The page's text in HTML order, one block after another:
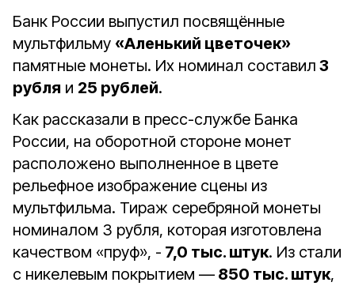
Банк России выпустил посвящённые
мультфильму «Аленький цветочек»
памятные монеты. Их номинал составил 3
рубля и 25 рублей.
Как рассказали в пресс-службе Банка
России, на оборотной стороне монет
расположено выполненное в цвете
рельефное изображение сцены из
мультфильма. Тираж серебряной монеты
номиналом 3 рубля, которая изготовлена
качеством «пруф», - 7,0 тыс. штук. Из стали
с никелевым покрытием — 850 тыс. штук,